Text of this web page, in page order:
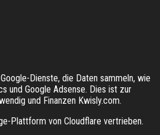
Dienste, die Daten sammeln, wie
und Google Adsense. Dies ist zur
und Finanzen Kwisly.com.
Plattform von Cloudflare vertrieben.